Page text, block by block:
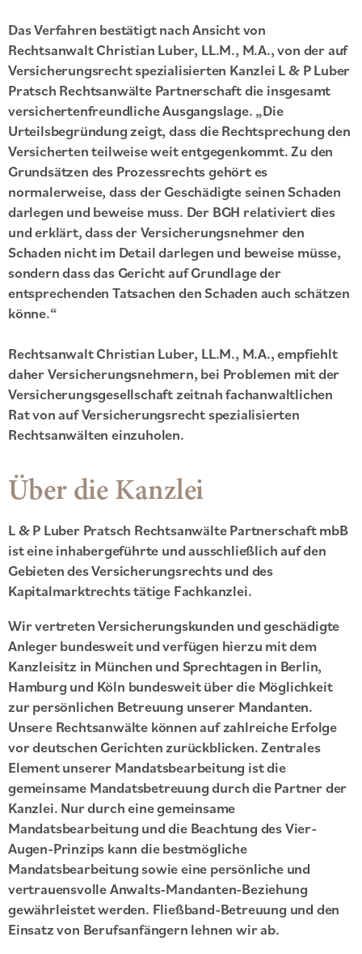
Das Verfahren bestätigt nach Ansicht von
Rechtsanwalt Christian Luber, LL.M., M.A., von der auf
Versicherungsrecht spezialisierten Kanzlei L & P Luber
Pratsch Rechtsanwälte Partnerschaft die insgesamt
versichertenfreundliche Ausgangslage. „Die
Urteilsbegründung zeigt, dass die Rechtsprechung den
Versicherten teilweise weit entgegenkommt. Zu den
Grundsätzen des Prozessrechts gehört es
normalerweise, dass der Geschädigte seinen Schaden
darlegen und beweise muss. Der BGH relativiert dies
und erklärt, dass der Versicherungsnehmer den
Schaden nicht im Detail darlegen und beweise müsse,
sondern dass das Gericht auf Grundlage der
entsprechenden Tatsachen den Schaden auch schätzen
könne.“
Rechtsanwalt Christian Luber, LL.M., M.A., empfiehlt
daher Versicherungsnehmern, bei Problemen mit der
Versicherungsgesellschaft zeitnah fachanwaltlichen
Rat von auf Versicherungsrecht spezialisierten
Rechtsanwälten einzuholen.
Über die Kanzlei
L & P Luber Pratsch Rechtsanwälte Partnerschaft mbB
ist eine inhabergeführte und ausschließlich auf den
Gebieten des Versicherungsrechts und des
Kapitalmarktrechts tätige Fachkanzlei.
Wir vertreten Versicherungskunden und geschädigte
Anleger bundesweit und verfügen hierzu mit dem
Kanzleisitz in München und Sprechtagen in Berlin,
Hamburg und Köln bundesweit über die Möglichkeit
zur persönlichen Betreuung unserer Mandanten.
Unsere Rechtsanwälte können auf zahlreiche Erfolge
vor deutschen Gerichten zurückblicken. Zentrales
Element unserer Mandatsbearbeitung ist die
gemeinsame Mandatsbetreuung durch die Partner der
Kanzlei. Nur durch eine gemeinsame
Mandatsbearbeitung und die Beachtung des Vier-
Augen-Prinzips kann die bestmögliche
Mandatsbearbeitung sowie eine persönliche und
vertrauensvolle Anwalts-Mandanten-Beziehung
gewährleistet werden. Fließband-Betreuung und den
Einsatz von Berufsanfängern lehnen wir ab.